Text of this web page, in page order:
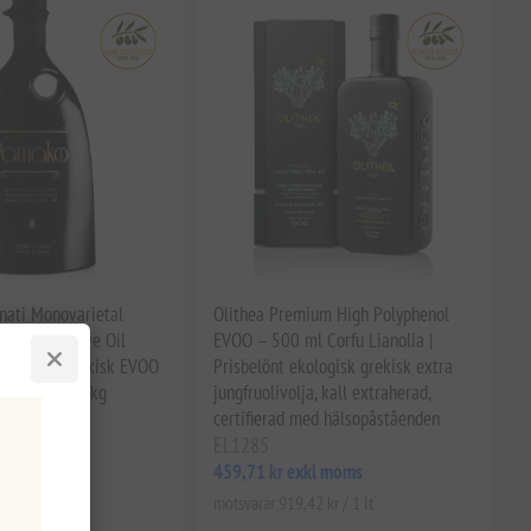
Monovarietal
Virgin Olive Oil
grekisk EVOO
2 081 mg/kg
Olithea Premium High Polyphenol
EVOO – 500 ml Corfu Lianolia |
Prisbelönt ekologisk grekisk extra
jungfruolivolja, kall extraherad,
certifierad med hälsopåståenden
459,71 kr exkl moms